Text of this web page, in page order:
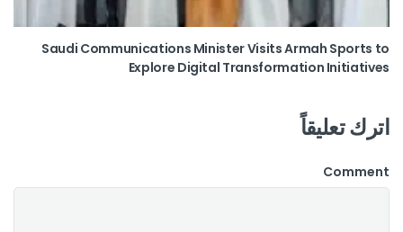
Saudi Communications Minister Visits Armah Sports to
Explore Digital Transformation Initiatives
اترك تعليقاً
Comment